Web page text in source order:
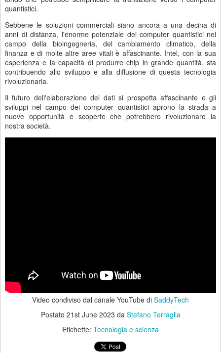
quantistici.
Sebbene le soluzioni commerciali siano ancora a una decina di
anni di distanza, l'enorme potenziale dei computer quantistici nel
campo della bioingegneria, del cambiamento climatico, della
finanza e di molte altre aree vitali è affascinante. Intel, con la sua
esperienza e la capacità di produrre chip in grande quantità, sta
contribuendo allo sviluppo e alla diffusione di questa tecnologia
rivoluzionaria.
Il futuro dell'elaborazione dei dati si prospetta affascinante e gli
sviluppi nel campo dei computer quantistici aprono la strada a
nuove opportunità e scoperte che potrebbero rivoluzionare la
nostra società.
Video condiviso dal canale YouTube di SaddyTech
Postato 21st June 2023 da Stefano Terraglia
Etichette: Tecnologia e scienza